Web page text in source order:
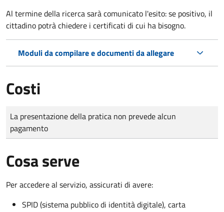
Al termine della ricerca sarà comunicato l'esito: se positivo, il
cittadino potrà chiedere i certificati di cui ha bisogno.
Moduli da compilare e documenti da allegare
Costi
Tipo di pagamento
Importo
La presentazione della pratica non prevede alcun
pagamento
Cosa serve
Per accedere al servizio, assicurati di avere:
SPID (sistema pubblico di identità digitale), carta